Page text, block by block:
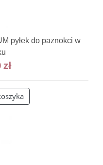
pyłek do paznokci w
zł